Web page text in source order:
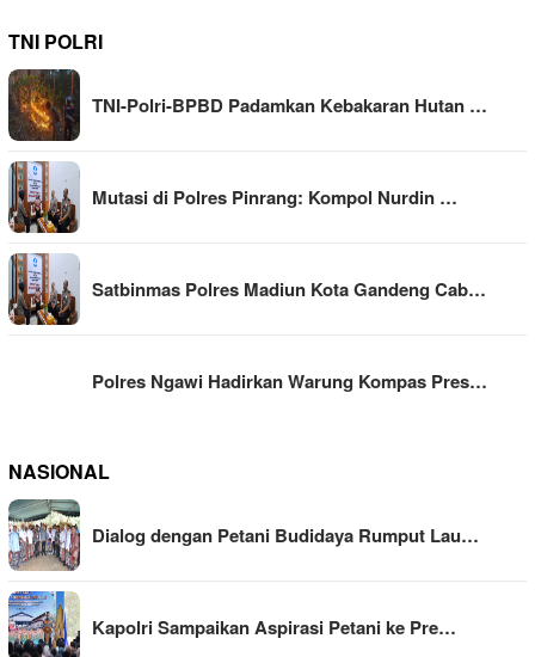
TNI POLRI
TNI-Polri-BPBD Padamkan Kebakaran Hutan …
Mutasi di Polres Pinrang: Kompol Nurdin …
Satbinmas Polres Madiun Kota Gandeng Cab…
Polres Ngawi Hadirkan Warung Kompas Pres…
NASIONAL
Dialog dengan Petani Budidaya Rumput Lau…
Kapolri Sampaikan Aspirasi Petani ke Pre…